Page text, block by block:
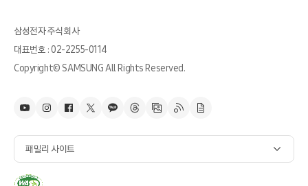
삼성전자 주식회사
대표번호 : 02-2255-0114
Copyright© SAMSUNG All Rights Reserved.
패밀리 사이트